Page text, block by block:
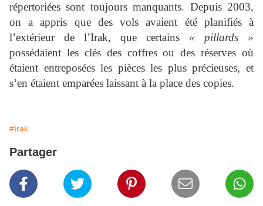
répertoriées sont toujours manquants. Depuis 2003,
on a appris que des vols avaient été planifiés à
l’extérieur de l’Irak, que certains « pillards »
possédaient les clés des coffres ou des réserves où
étaient entreposées les pièces les plus précieuses, et
s’en étaient emparées laissant à la place des copies.
#Irak
Partager